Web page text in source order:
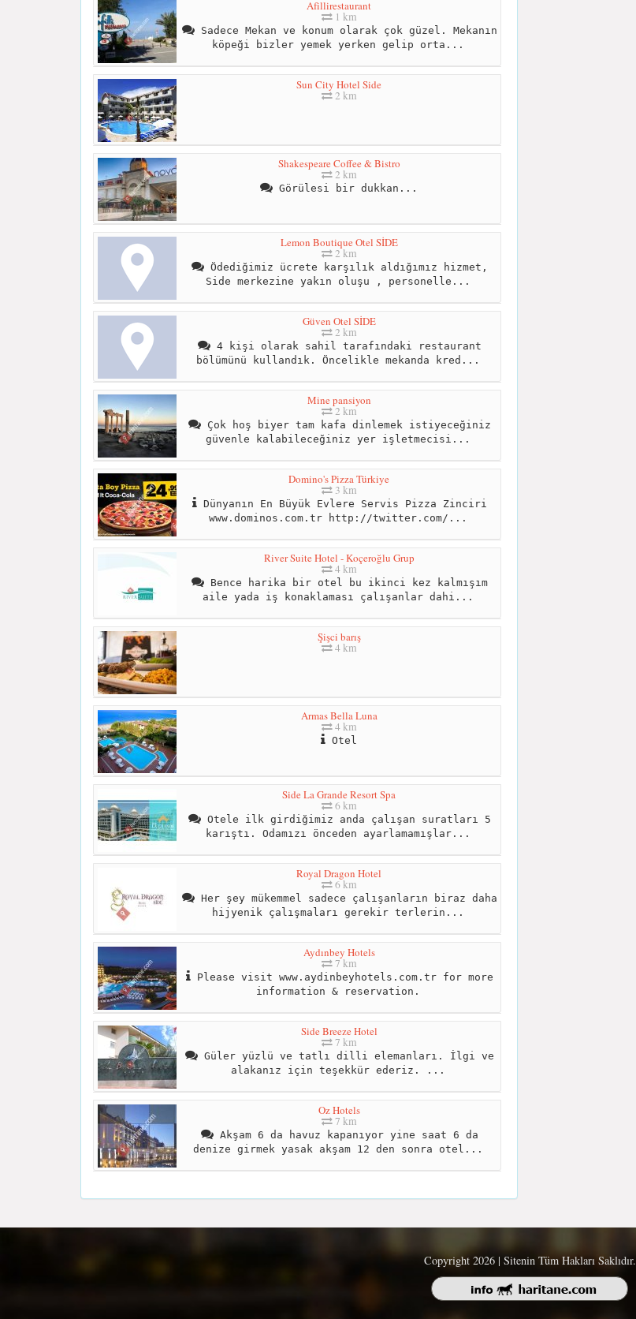
Afillirestaurant
1 km
Sadece Mekan ve konum olarak çok güzel. Mekanın
köpeği bizler yemek yerken gelip orta...
Sun City Hotel Side
2 km
Shakespeare Coffee & Bistro
2 km
Görülesi bir dukkan...
Lemon Boutique Otel SİDE
2 km
Ödediğimiz ücrete karşılık aldığımız hizmet,
Side merkezine yakın oluşu , personelle...
Güven Otel SİDE
2 km
4 kişi olarak sahil tarafındaki restaurant
bölümünü kullandık. Öncelikle mekanda kred...
Mine pansiyon
2 km
Çok hoş biyer tam kafa dinlemek istiyeceğiniz
güvenle kalabileceğiniz yer işletmecisi...
Domino's Pizza Türkiye
3 km
Dünyanın En Büyük Evlere Servis Pizza Zinciri
www.dominos.com.tr http://twitter.com/...
River Suite Hotel - Koçeroğlu Grup
4 km
Bence harika bir otel bu ikinci kez kalmışım
aile yada iş konaklaması çalışanlar dahi...
Şişci barış
4 km
Armas Bella Luna
4 km
Otel
Side La Grande Resort Spa
6 km
Otele ilk girdiğimiz anda çalışan suratları 5
karıştı. Odamızı önceden ayarlamamışlar...
Royal Dragon Hotel
6 km
Her şey mükemmel sadece çalışanların biraz daha
hijyenik çalışmaları gerekir terlerin...
Aydınbey Hotels
7 km
Please visit www.aydinbeyhotels.com.tr for more
information & reservation.
Side Breeze Hotel
7 km
Güler yüzlü ve tatlı dilli elemanları. İlgi ve
alakanız için teşekkür ederiz. ‍...
Oz Hotels
7 km
Akşam 6 da havuz kapanıyor yine saat 6 da
denize girmek yasak akşam 12 den sonra otel...
Copyright 2026 | Sitenin Tüm Hakları Saklıdır.